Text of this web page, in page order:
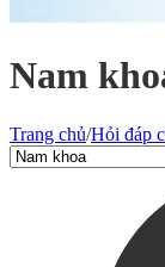
Nam
Trang chủ/Hỏi đáp